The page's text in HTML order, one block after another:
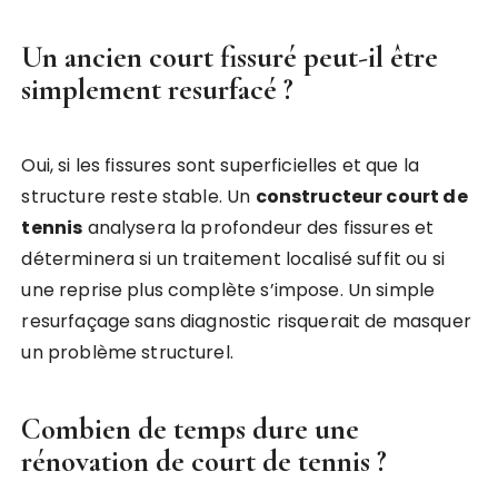
Un ancien court fissuré peut-il être
simplement resurfacé ?
Oui, si les fissures sont superficielles et que la
structure reste stable. Un constructeur court de
tennis analysera la profondeur des fissures et
déterminera si un traitement localisé suffit ou si
une reprise plus complète s’impose. Un simple
resurfaçage sans diagnostic risquerait de masquer
un problème structurel.
Combien de temps dure une
rénovation de court de tennis ?